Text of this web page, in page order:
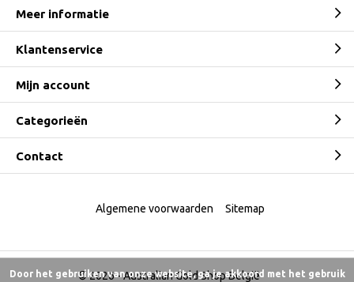
Meer informatie
Klantenservice
Mijn account
Categorieën
Contact
© 2026 -Australian Gold Shop België
Algemene voorwaarden Sitemap
Door het gebruiken van onze website, ga je akkoord met het gebruik